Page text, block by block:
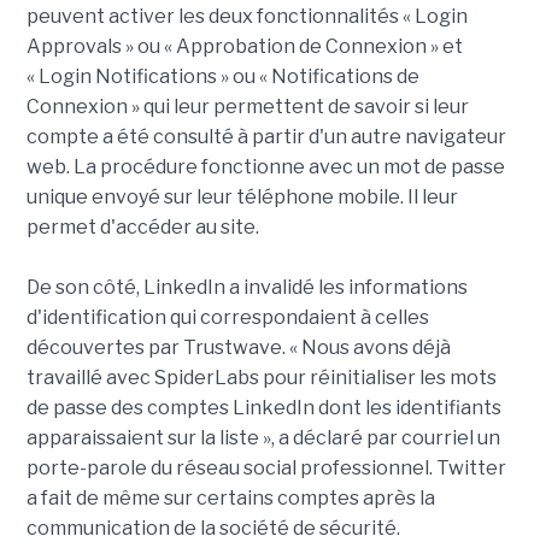
peuvent activer les deux fonctionnalités « Login
Approvals » ou « Approbation de Connexion » et
« Login Notifications » ou « Notifications de
Connexion » qui leur permettent de savoir si leur
compte a été consulté à partir d'un autre navigateur
web. La procédure fonctionne avec un mot de passe
unique envoyé sur leur téléphone mobile. Il leur
permet d'accéder au site.
De son côté, LinkedIn a invalidé les informations
d'identification qui correspondaient à celles
découvertes par Trustwave. « Nous avons déjà
travaillé avec SpiderLabs pour réinitialiser les mots
de passe des comptes LinkedIn dont les identifiants
apparaissaient sur la liste », a déclaré par courriel un
porte-parole du réseau social professionnel. Twitter
a fait de même sur certains comptes après la
communication de la société de sécurité.